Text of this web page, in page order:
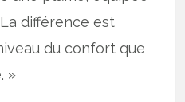
différence est
du confort que
»